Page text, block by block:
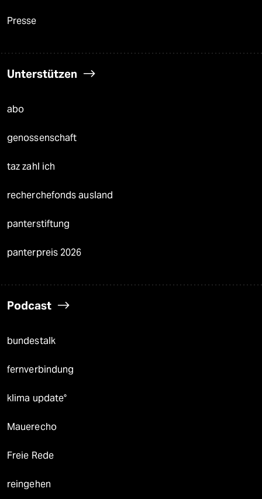
Presse
Unterstützen
abo
genossenschaft
taz zahl ich
recherchefonds ausland
panterstiftung
panterpreis 2026
Podcast
bundestalk
fernverbindung
klima update°
Mauerecho
Freie Rede
reingehen